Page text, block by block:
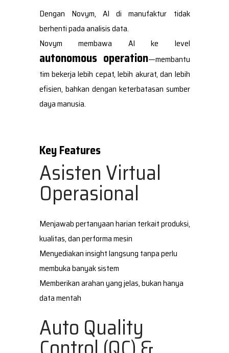
Dengan Novym, AI di manufaktur tidak
berhenti pada analisis data.
Novym membawa AI ke level
autonomous operation—membantu
tim bekerja lebih cepat, lebih akurat, dan lebih
efisien, bahkan dengan keterbatasan sumber
daya manusia.
Asisten Virtual
Operasional
Menjawab pertanyaan harian terkait produksi,
kualitas, dan performa mesin
Menyediakan insight langsung tanpa perlu
membuka banyak sistem
Memberikan arahan yang jelas, bukan hanya
data mentah
Auto Quality